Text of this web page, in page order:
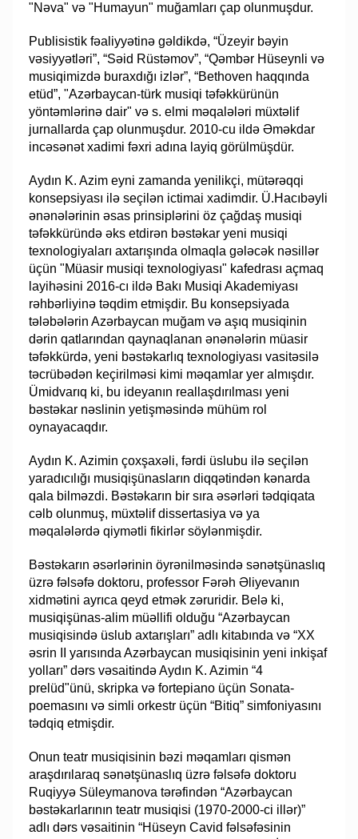
"Nəva" və "Humayun" muğamları çap olunmuşdur.
​Publisistik fəaliyyətinə gəldikdə, “Üzeyir bəyin
vəsiyyətləri”, “Səid Rüstəmov”, “Qəmbər Hüseynli və
musiqimizdə buraxdığı izlər”, “Bethoven haqqında
etüd”, "Azərbaycan-türk musiqi təfəkkürünün
yöntəmlərinə dair" və s. elmi məqalələri müxtəlif
jurnallarda çap olunmuşdur. 2010-cu ildə Əməkdar
incəsənət xadimi fəxri adına layiq görülmüşdür.
​Aydın K. Azim eyni zamanda yenilikçi, mütərəqqi
konsepsiyası ilə seçilən ictimai xadimdir. Ü.Hacıbəyli
ənənələrinin əsas prinsiplərini öz çağdaş musiqi
təfəkküründə əks etdirən bəstəkar yeni musiqi
texnologiyaları axtarışında olmaqla gələcək nəsillər
üçün "Müasir musiqi texnologiyası" kafedrası açmaq
layihəsini 2016-cı ildə Bakı Musiqi Akademiyası
rəhbərliyinə təqdim etmişdir. Bu konsepsiyada
tələbələrin Azərbaycan muğam və aşıq musiqinin
dərin qatlarından qaynaqlanan ənənələrin müasir
təfəkkürdə, yeni bəstəkarlıq texnologiyası vasitəsilə
təcrübədən keçirilməsi kimi məqamlar yer almışdır.
Ümidvarıq ki, bu ideyanın reallaşdırılması yeni
bəstəkar nəslinin yetişməsində mühüm rol
oynayacaqdır.
​Aydın K. Azimin çoxşaxəli, fərdi üslubu ilə seçilən
yaradıcılığı musiqişünasların diqqətindən kənarda
qala bilməzdi. Bəstəkarın bir sıra əsərləri tədqiqata
cəlb olunmuş, müxtəlif dissertasiya və ya
məqalələrdə qiymətli fikirlər söylənmişdir.
Bəstəkarın əsərlərinin öyrənilməsində sənətşünaslıq
üzrə fəlsəfə doktoru, professor Fərəh Əliyevanın
xidmətini ayrıca qeyd etmək zəruridir. Belə ki,
musiqişünas-alim müəllifi olduğu “Azərbaycan
musiqisində üslub axtarışları” adlı kitabında və “XX
əsrin II yarısında Azərbaycan musiqisinin yeni inkişaf
yolları” dərs vəsaitində Aydın K. Azimin “4
prelüd"ünü, skripka və fortepiano üçün Sonata-
poemasını və simli orkestr üçün “Bitiq” simfoniyasını
tədqiq etmişdir.
Onun teatr musiqisinin bəzi məqamları qismən
araşdırılaraq sənətşünaslıq üzrə fəlsəfə doktoru
Ruqiyyə Süleymanova tərəfindən “Azərbaycan
bəstəkarlarının teatr musiqisi (1970-2000-ci illər)”
adlı dərs vəsaitinin “Hüseyn Cavid fəlsəfəsinin